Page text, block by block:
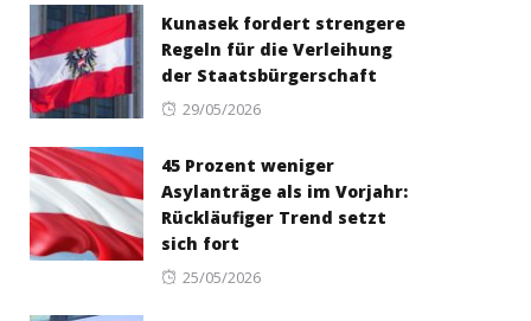
Kunasek fordert strengere
Regeln für die Verleihung
der Staatsbürgerschaft
Posted
29/05/2026
45 Prozent weniger
Asylanträge als im Vorjahr:
Rückläufiger Trend setzt
sich fort
Posted
25/05/2026